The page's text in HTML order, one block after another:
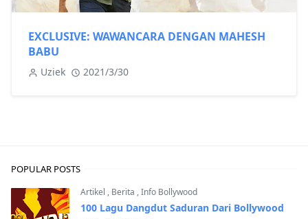
EXCLUSIVE: WAWANCARA DENGAN MAHESH
BABU
Uziek 2021/3/30
POPULAR POSTS
Artikel , Berita ,Info Bollywood
100 Lagu Dangdut Saduran Dari Bollywood